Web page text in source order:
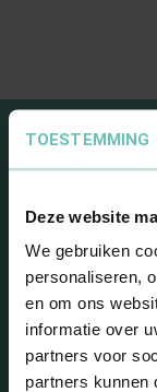
TOESTEMMING
Deze website
We gebruiken
personaliseren,
en om ons
informatie over
partners voor
partners kunnen
Blijf